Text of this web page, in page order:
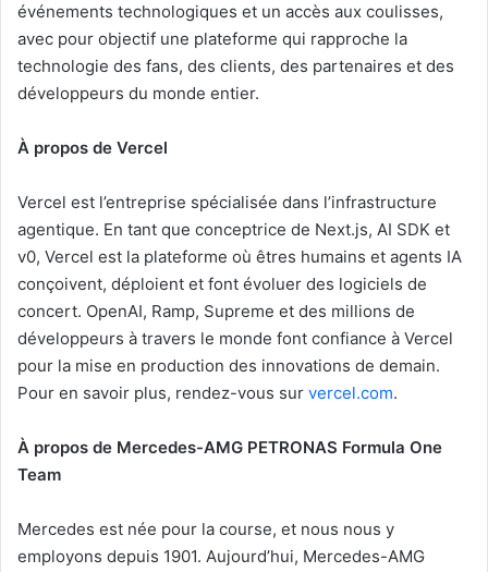
événements technologiques et un accès aux coulisses,
avec pour objectif une plateforme qui rapproche la
technologie des fans, des clients, des partenaires et des
développeurs du monde entier.
À propos de Vercel
Vercel est l’entreprise spécialisée dans l’infrastructure
agentique. En tant que conceptrice de Next.js, AI SDK et
v0, Vercel est la plateforme où êtres humains et agents IA
conçoivent, déploient et font évoluer des logiciels de
concert. OpenAI, Ramp, Supreme et des millions de
développeurs à travers le monde font confiance à Vercel
pour la mise en production des innovations de demain.
Pour en savoir plus, rendez-vous sur vercel.com.
À propos de Mercedes-AMG PETRONAS Formula One
Team
Mercedes est née pour la course, et nous nous y
employons depuis 1901. Aujourd’hui, Mercedes-AMG